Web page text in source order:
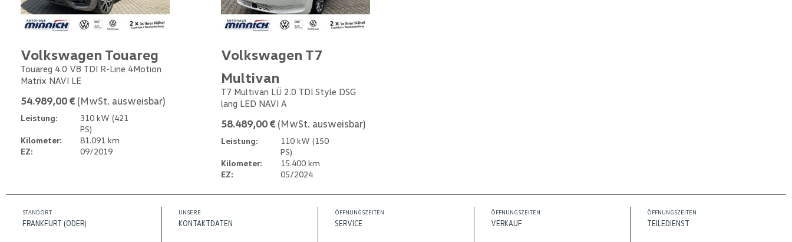
Volkswagen Touareg
Touareg 4.0 V8 TDI R-Line 4Motion
Matrix NAVI LE
54.989,00 € (MwSt. ausweisbar)
Leistung:
310 kW (421
PS)
Kilometer:
81.091 km
EZ:
09/2019
Volkswagen T7
Multivan
T7 Multivan LÜ 2.0 TDI Style DSG
lang LED NAVI A
58.489,00 € (MwSt. ausweisbar)
Leistung:
110 kW (150
PS)
Kilometer:
15.400 km
EZ:
05/2024
STANDORT
FRANKFURT (ODER)
UNSERE
KONTAKTDATEN
ÖFFNUNGSZEITEN
SERVICE
ÖFFNUNGSZEITEN
VERKAUF
ÖFFNUNGSZEITEN
TEILEDIENST